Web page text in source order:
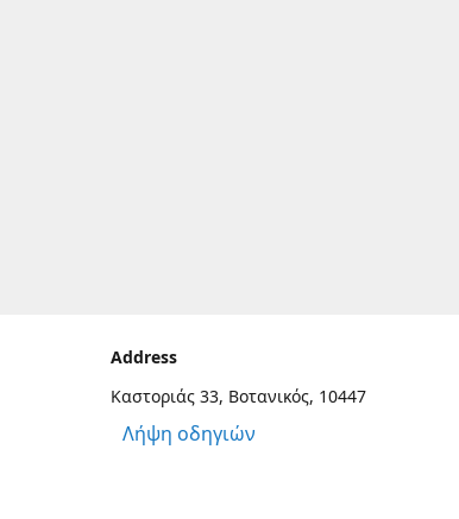
Address
Καστοριάς 33, Βοτανικός, 10447
Λήψη οδηγιών